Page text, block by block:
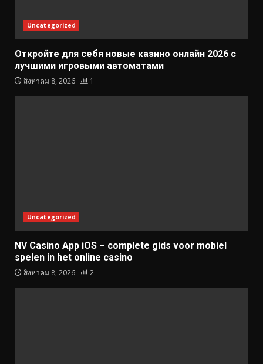
Uncategorized
Откройте для себя новые казино онлайн 2026 с
лучшими игровыми автоматами
สิงหาคม 8, 2026 1
Uncategorized
NV Casino App iOS – complete gids voor mobiel
spelen in het online casino
สิงหาคม 8, 2026 2